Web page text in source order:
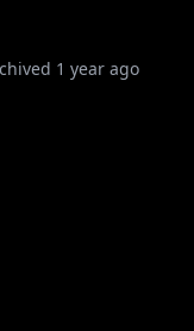
1 year ago